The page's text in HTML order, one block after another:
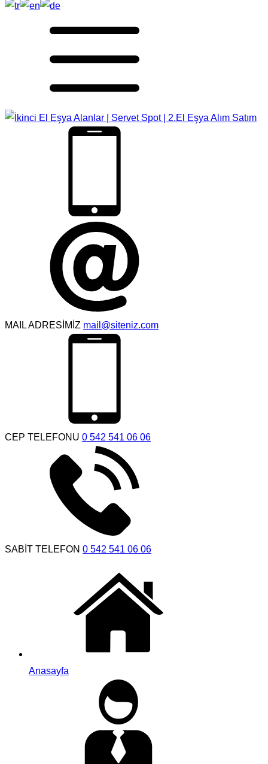
MAIL ADRESİMİZ mail@siteniz.com
CEP TELEFONU 0 542 541 06 06
SABİT TELEFON 0 542 541 06 06
Anasayfa